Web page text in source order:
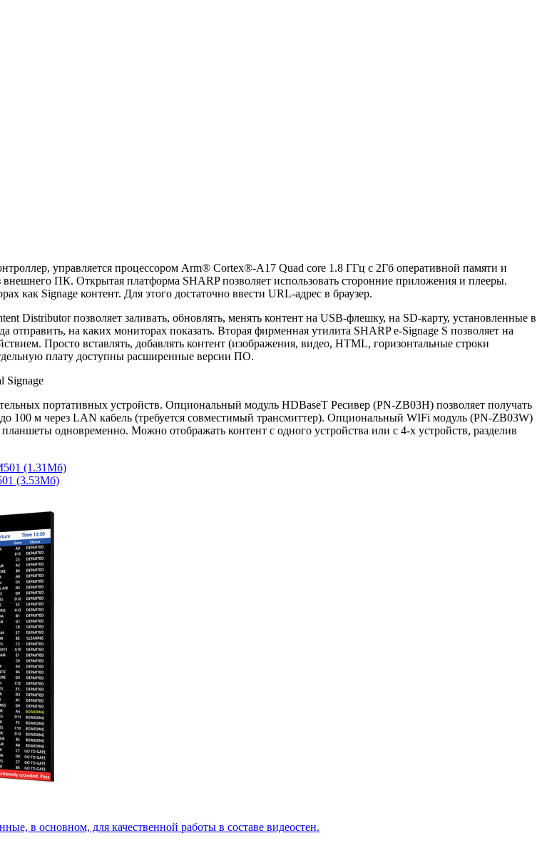
управляется процессором Arm® Cortex®-A17 Quad core 1.8 ГГц с 2Гб оперативной памяти и
ПК. Открытая платформа SHARP позволяет использовать сторонние приложения и плееры.
как Signage контент. Для этого достаточно ввести URL-адрес в браузер.
Distributor позволяет заливать, обновлять, менять контент на USB-флешку, на SD-карту, установленные в
отправить, на каких мониторах показать. Вторая фирменная утилита SHARP e-Signage S позволяет на
Просто вставлять, добавлять контент (изображения, видео, HTML, горизонтальные строки
плату доступны расширенные версии ПО.
портативных устройств. Опциональный модуль HDBaseT Ресивер (PN-ZB03H) позволяет получать
м через LAN кабель (требуется совместимый трансмиттер). Опциональный WIFi модуль (PN-ZB03W)
одновременно. Можно отображать контент с одного устройства или с 4-х устройств, разделив
(1.31Мб)
(3.53Мб)
в основном, для качественной работы в составе видеостен.